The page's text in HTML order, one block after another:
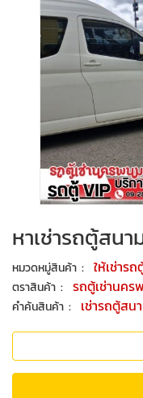
หาเช่ารถตู้สน
หมวดหมู่สินค้า :ให้เช่ารถ
ตราสินค้า : รถตู้เช่านคร
คำค้นสินค้า : เช่ารถตู้ส